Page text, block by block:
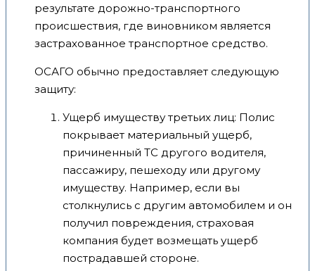
результате дорожно-транспортного
происшествия, где виновником является
застрахованное транспортное средство.
ОСАГО обычно предоставляет следующую
защиту:
Ущерб имуществу третьих лиц: Полис
покрывает материальный ущерб,
причиненный ТС другого водителя,
пассажиру, пешеходу или другому
имуществу. Например, если вы
столкнулись с другим автомобилем и он
получил повреждения, страховая
компания будет возмещать ущерб
пострадавшей стороне.